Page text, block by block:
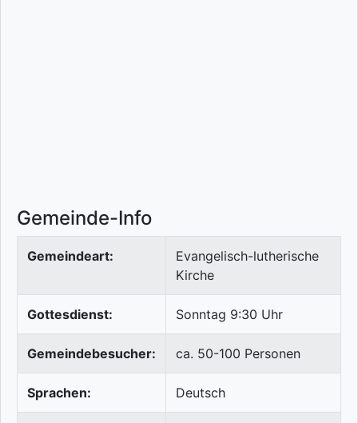
Gemeinde-Info
Gemeindeart:
Evangelisch-lutherische
Kirche
Gottesdienst: Sonntag 9:30 Uhr
Gemeindebesucher: ca. 50-100 Personen
Sprachen: Deutsch